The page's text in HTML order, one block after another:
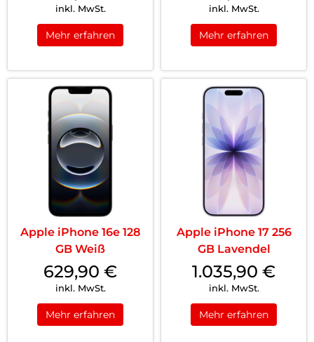
inkl. MwSt.
Mehr erfahren
inkl. MwSt.
Mehr erfahren
Apple iPhone 16e 128
GB Weiß
629,90 €
inkl. MwSt.
Mehr erfahren
Apple iPhone 17 256
GB Lavendel
1.035,90 €
inkl. MwSt.
Mehr erfahren